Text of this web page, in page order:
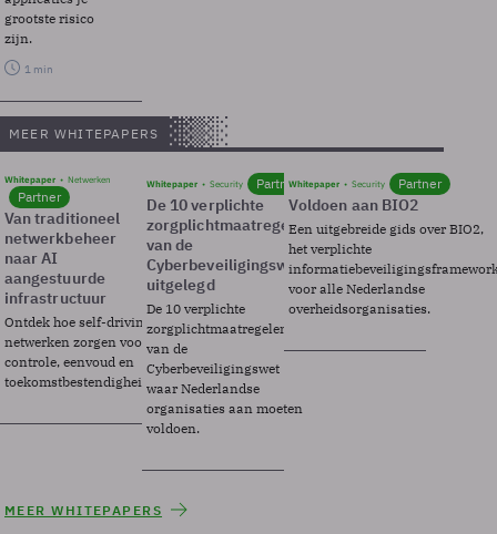
grootste risico
zijn.
1 min
MEER WHITEPAPERS
Whitepaper Netwerken
Partner
Van traditioneel
netwerkbeheer
naar AI
aangestuurde
infrastructuur
Ontdek hoe self-driving
netwerken zorgen voor
controle, eenvoud en
toekomstbestendigheid.
Whitepaper Security Partner
De 10 verplichte
zorgplichtmaatregelen
van de
Cyberbeveiligingswet
uitgelegd
De 10 verplichte
zorgplichtmaatregelen
van de
Cyberbeveiligingswet
waar Nederlandse
organisaties aan moeten
voldoen.
Whitepaper Security Partner
Voldoen aan BIO2
Een uitgebreide gids over BIO2,
het verplichte
voor alle Nederlandse
overheidsorganisaties.
MEER WHITEPAPERS